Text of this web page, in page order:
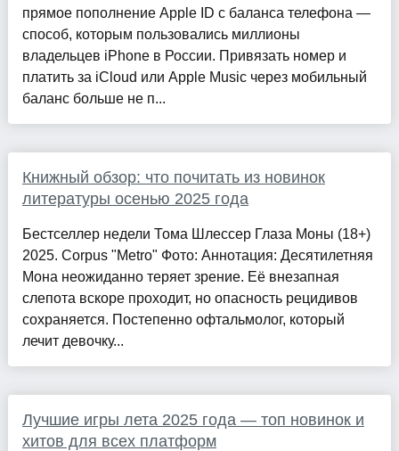
прямое пополнение Apple ID с баланса телефона —
способ, которым пользовались миллионы
владельцев iPhone в России. Привязать номер и
платить за iCloud или Apple Music через мобильный
баланс больше не п...
Книжный обзор: что почитать из новинок
литературы осенью 2025 года
Бестселлер недели Тома Шлессер Глаза Моны (18+)
2025. Corpus "Metro" Фото: Аннотация: Десятилетняя
Мона неожиданно теряет зрение. Её внезапная
слепота вскоре проходит, но опасность рецидивов
сохраняется. Постепенно офтальмолог, который
лечит девочку...
Лучшие игры лета 2025 года — топ новинок и
хитов для всех платформ